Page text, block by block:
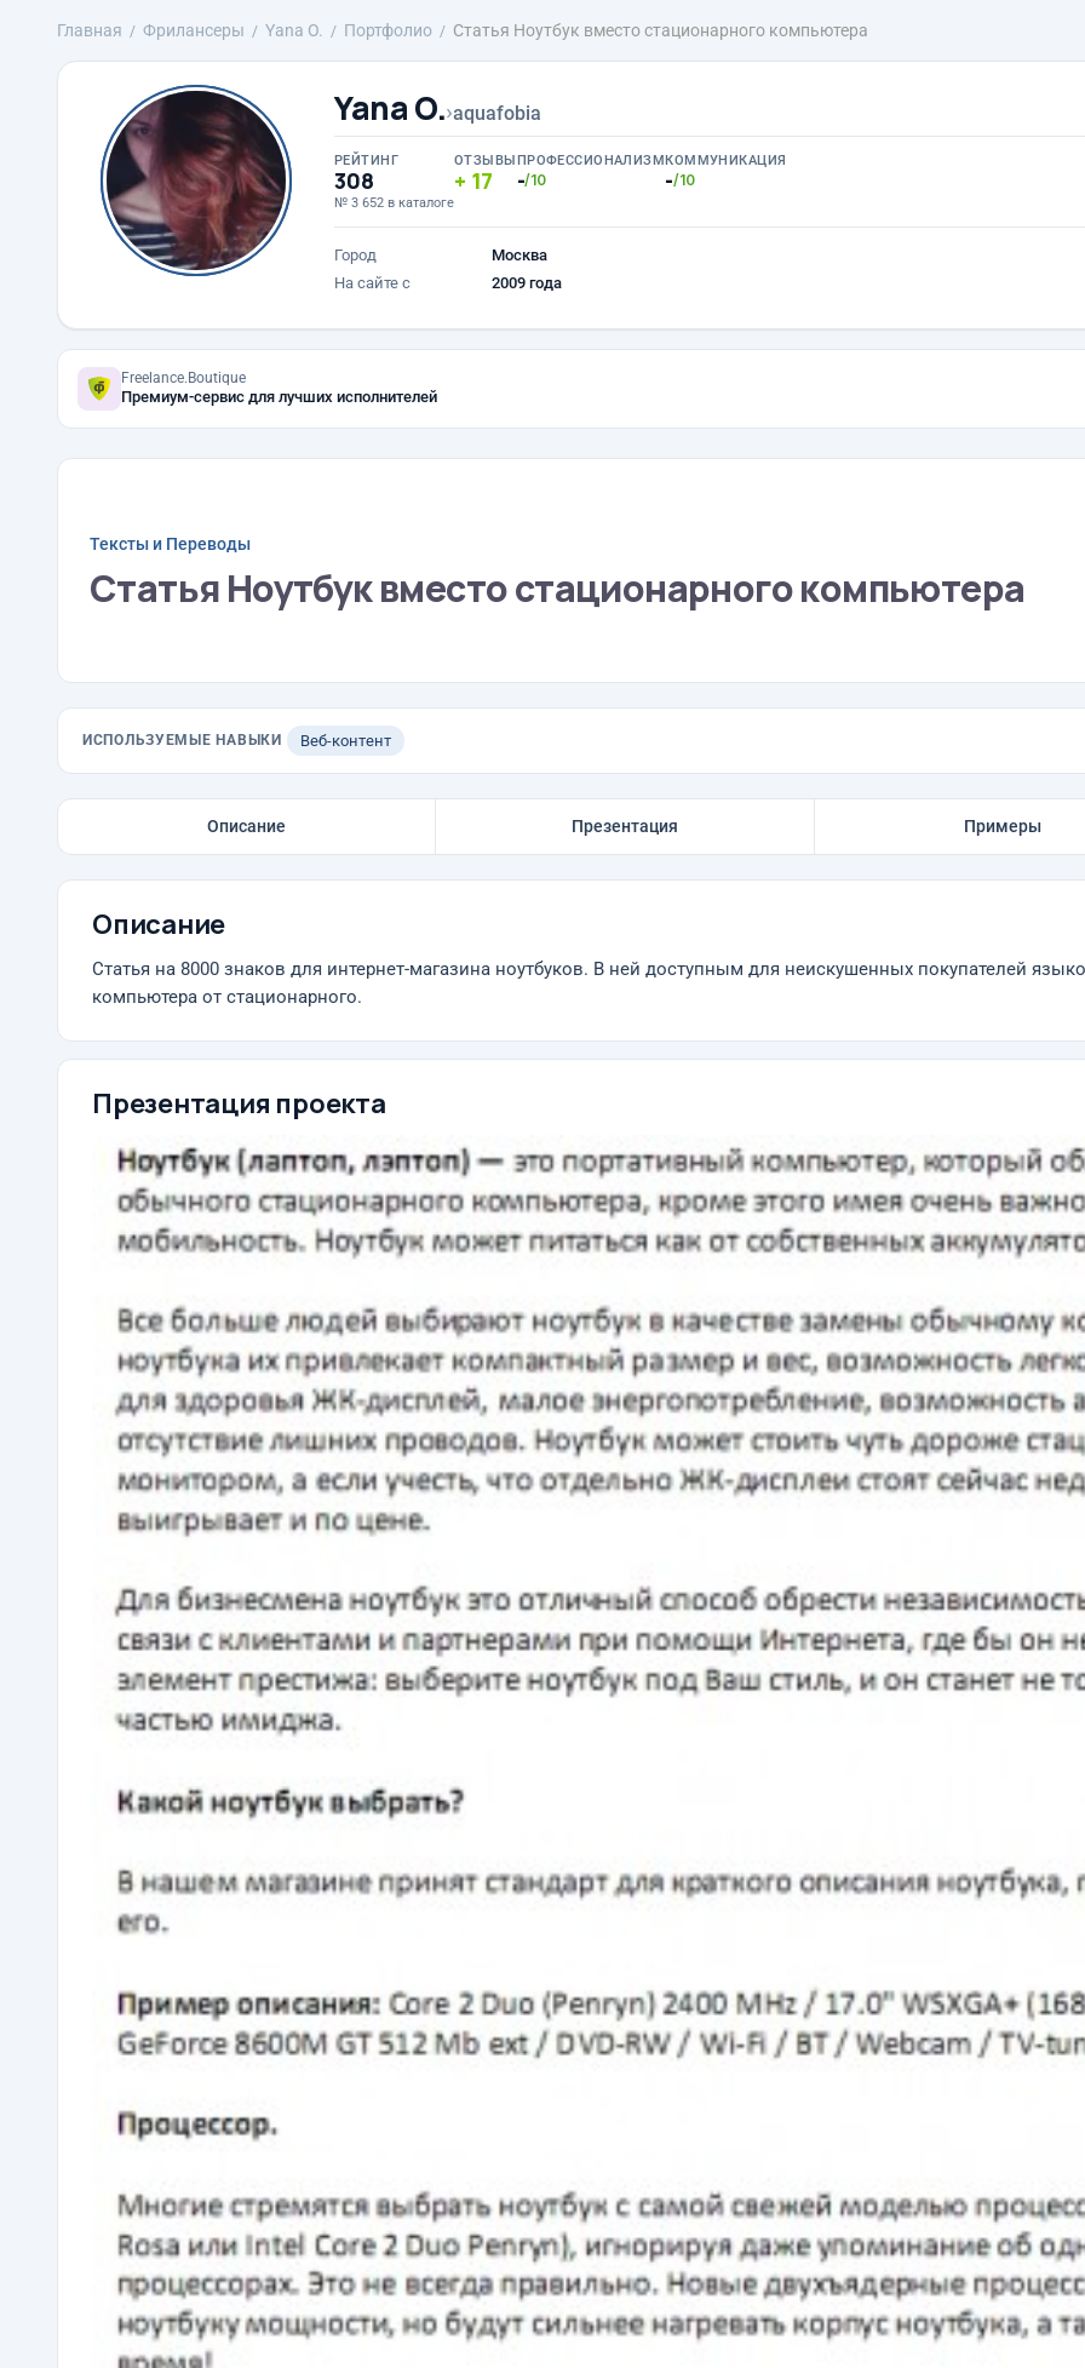
Главная Фрилансеры Yana O. Портфолио Статья Ноутбук вместо стационарного компьютера
Yana O.›aquafobia
РЕЙТИНГ
308
№ 3 652 в каталоге
ОТЗЫВЫ
17
ПРОФЕССИОНАЛИЗМ
-/10
КОММУНИКАЦИЯ
-/10
Город
Москва
На сайте с
2009 года
Freelance.Boutique
Премиум-сервис для лучших исполнителей
Тексты и Переводы
Статья Ноутбук вместо стационарного компьютера
ИСПОЛЬЗУЕМЫЕ НАВЫКИ Веб-контент
Описание Презентация Примеры
Описание
Статья на 8000 знаков для интернет-магазина ноутбуков. В ней доступным для неискушенных покупателей
компьютера от стационарного.
Презентация проекта